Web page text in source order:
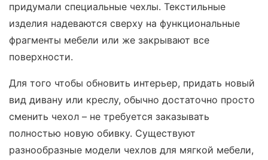
придумали специальные чехлы. Текстильные
изделия надеваются сверху на функциональные
фрагменты мебели или же закрывают все
поверхности.
Для того чтобы обновить интерьер, придать новый
вид дивану или креслу, обычно достаточно просто
сменить чехол – не требуется заказывать
полностью новую обивку. Существуют
разнообразные модели чехлов для мягкой мебели,